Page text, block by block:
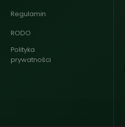
Regulamin
RODO
Polityka
prywatności